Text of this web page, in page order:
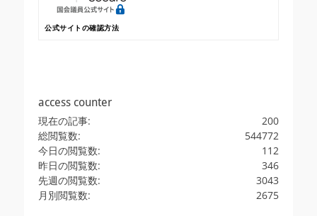
公式サイトの確認方法
access counter
200
現在の記事:
544772
総閲覧数:
112
今日の閲覧数:
346
昨日の閲覧数:
3043
先週の閲覧数:
2675
月別閲覧数: